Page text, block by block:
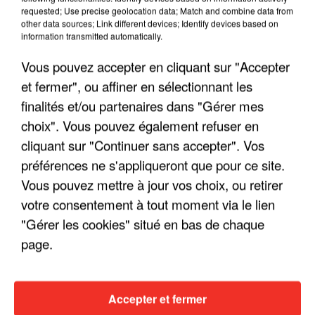
"ON N'EST PAS DES PARENTS
PARFAITS"
"JE RESPIRE MIEUX SUR SCÈNE" -
CALOGERO
INTERVIEW CHANTE FRANCE AVEC
VIANNEY
requested; Use precise geolocation data; Match and combine data from
other data sources; Link different devices; Identify devices based on
information transmitted automatically.
Vous pouvez accepter en cliquant sur "Accepter
et fermer", ou affiner en sélectionnant les
finalités et/ou partenaires dans "Gérer mes
choix". Vous pouvez également refuser en
cliquant sur "Continuer sans accepter". Vos
préférences ne s'appliqueront que pour ce site.
Vous pouvez mettre à jour vos choix, ou retirer
votre consentement à tout moment via le lien
"Gérer les cookies" situé en bas de chaque
page.
Accepter et fermer